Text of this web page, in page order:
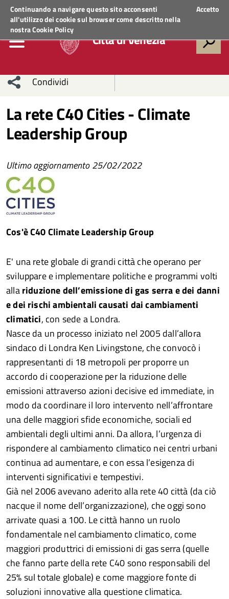
Continuando a navigare questo sito acconsenti
all'utilizzo dei cookie sul browser come descritto nella
nostraCookie Policy
Accetto
Regione VenetoACCEDI AI SERVIZI
Città di Venezia
Condividi
sui social
network
Condividi
Condividi
su
Facebook
Condividi
su
Condividi
Whatsapp
La rete C40 Cities - Climate
Leadership Group
Ultimo aggiornamento 25/02/2022
Cos'è C40 Climate Leadership Group
E' una rete globale di grandi città che operano per
sviluppare e implementare politiche e programmi volti
allariduzione dell’emissione di gas serra e dei danni
e dei rischi ambientali causati dai cambiamenti
climatici, con sede a Londra.
Nasce da un processo iniziato nel 2005 dall’allora
sindaco di Londra Ken Livingstone, che convocò i
rappresentanti di 18 metropoli per proporre un
accordo di cooperazione per la riduzione delle
emissioni attraverso azioni decisive ed immediate, in
modo da coordinare il loro intervento nell’affrontare
una delle maggiori sfide economiche, sociali ed
ambientali degli ultimi anni. Da allora, l’urgenza di
rispondere al cambiamento climatico nei centri urbani
continua ad aumentare, e con essa l’esigenza di
interventi significativi e tempestivi.
Già nel 2006 avevano aderito alla rete 40 città (da ciò
nacque il nome dell’organizzazione), che oggi sono
arrivate quasi a 100. Le città hanno un ruolo
fondamentale nel cambiamento climatico, come
maggiori produttrici di emissioni di gas serra (quelle
che fanno parte della rete C40 sono responsabili del
25% sul totale globale) e come maggiore fonte di
soluzioni innovative alla questione climatica.